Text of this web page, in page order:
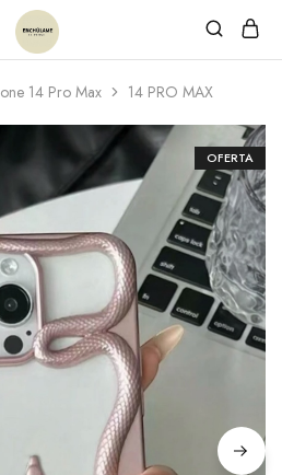
14 Pro Max 14 PRO MAX
OFERTA